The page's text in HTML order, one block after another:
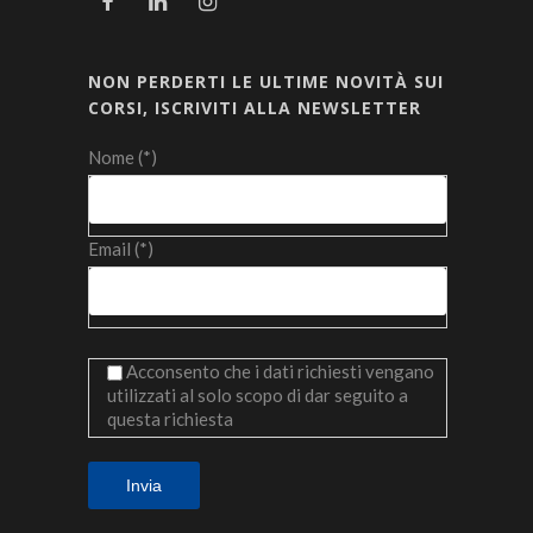
NON PERDERTI LE ULTIME NOVITÀ SUI
CORSI, ISCRIVITI ALLA NEWSLETTER
Nome (*)
Email (*)
Acconsento che i dati richiesti vengano
utilizzati al solo scopo di dar seguito a
questa richiesta